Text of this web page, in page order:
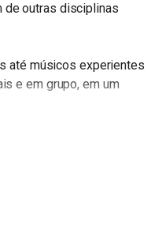
de outras disciplinas
até músicos experientes
e em grupo, em um
prática de forma criativa e
favoritos, a entender a